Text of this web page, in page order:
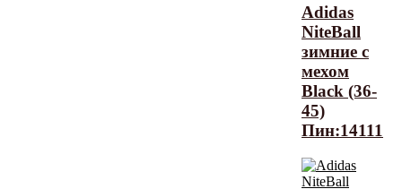
Adidas
NiteBall
зимние с
мехом
Black (36-
45)
Пин:14111